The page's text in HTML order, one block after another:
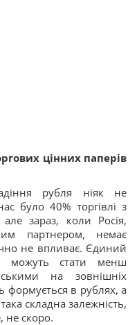
цінних паперів
рубля ніяк не
було 40% торгівлі з
зараз, коли Росія,
партнером, немає
не впливає. Єдиний
можуть стати менш
на зовнішніх
формується в рублях, а
складна залежність,
не скоро.